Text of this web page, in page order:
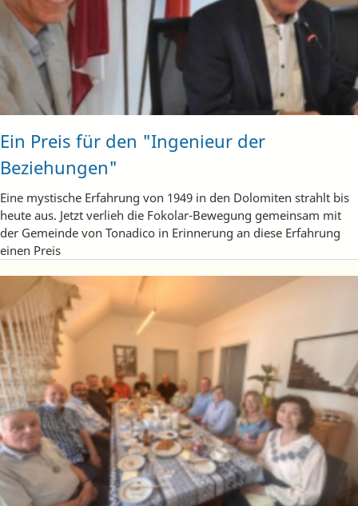
Ein Preis für den "Ingenieur der
Beziehungen"
Eine mystische Erfahrung von 1949 in den Dolomiten strahlt bis
heute aus. Jetzt verlieh die Fokolar-Bewegung gemeinsam mit
der Gemeinde von Tonadico in Erinnerung an diese Erfahrung
einen Preis